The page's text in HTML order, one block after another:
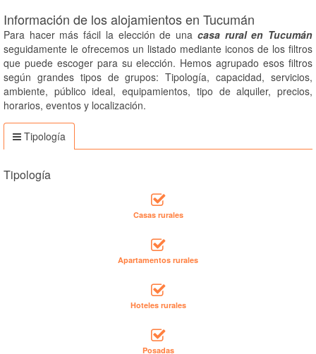
Información de los alojamientos en Tucumán
Para hacer más fácil la elección de una casa rural en Tucumán
seguidamente le ofrecemos un listado mediante iconos de los filtros
que puede escoger para su elección. Hemos agrupado esos filtros
según grandes tipos de grupos: Tipología, capacidad, servicios,
ambiente, público ideal, equipamientos, tipo de alquiler, precios,
horarios, eventos y localización.
Tipología
Tipología
Casas rurales
Apartamentos rurales
Hoteles rurales
Posadas